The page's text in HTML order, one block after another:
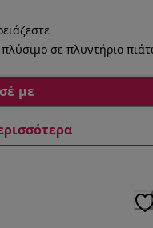
σε πλυντήριο
με